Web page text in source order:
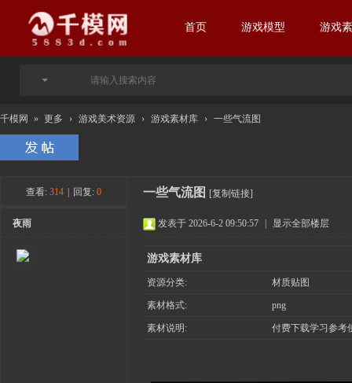
首页 游戏模型 游戏
千模网 » 更多 › 游戏美术资源 › 游戏素材库 › 一些气流图
查看: 314 回复: 0 一些气流图 [复制链接]
夜雨 发表于 2026-6-2 09:50:57 显示全部楼层
游戏素材库
资源分类: 材质贴图
素材格式: png
素材说明: 付费下载学习参考